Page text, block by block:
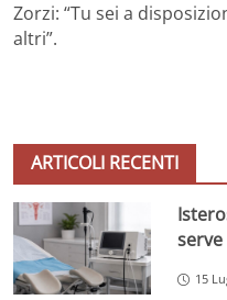
Zorzi: “Tu sei a
altri”.
ARTICOLI RECENTI
15